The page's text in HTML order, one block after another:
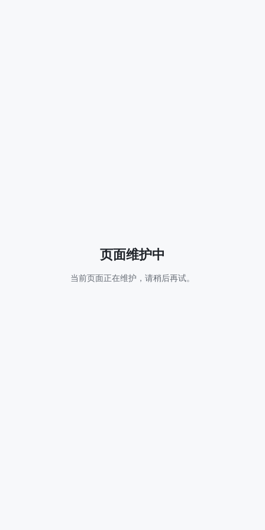
页面维护中
当前页面正在维护，请稍后再试。